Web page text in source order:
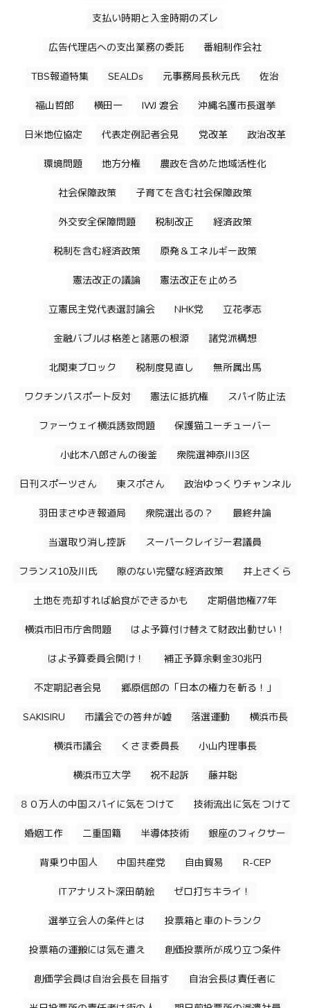
支払い時期と入金時期のズレ
広告代理店への支出業務の委託 番組制作会社
TBS報道特集 SEALDs 元事務局長秋元氏 佐治
福山哲郎 横田一 IWJ 渡会 沖縄名護市長選挙
日米地位協定 代表定例記者会見 党改革 政治改革
環境問題 地方分権 農政を含めた地域活性化
社会保障政策 子育てを含む社会保障政策
外交安全保障問題 税制改正 経済政策
税制を含む経済政策 原発＆エネルギー政策
憲法改正の議論 憲法改正を止めろ
立憲民主党代表選討論会 NHK党 立花孝志
金融バブルは格差と諸悪の根源 諸党派構想
北関東ブロック 税制度見直し 無所属出馬
ワクチンパスポート反対 憲法に抵抗権 スパイ防止法
ファーウェイ横浜誘致問題 保護猫ユーチューバー
小此木八郎さんの後釜 衆院選神奈川3区
日刊スポーツさん 東スポさん 政治ゆっくりチャンネル
羽田まさゆき報道局 衆院選出るの？ 最終弁論
当選取り消し控訴 スーパークレイジー君議員
フランス10及川氏 隙のない完璧な経済政策 井上さくら
土地を売却すれば給食ができるかも 定期借地権77年
横浜市旧市庁舎問題 はよ予算付け替えて財政出動せい！
はよ予算委員会開け！ 補正予算余剰金30兆円
不定期記者会見 郷原信郎の「日本の権力を斬る！」
SAKISIRU 市議会での答弁が嘘 落選運動 横浜市長
横浜市議会 くさま委員長 小山内理事長
横浜市立大学 祝不起訴 藤井聡
８０万人の中国スパイに気をつけて 技術流出に気をつけて
婚姻工作 二重国籍 半導体技術 銀座のフィクサー
背乗り中国人 中国共産党 自由貿易 R-CEP
ITアナリスト深田萌絵 ゼロ打ちキライ！
選挙立会人の条件とは 投票箱と車のトランク
投票箱の運搬には気を遣え 創価投票所が成り立つ条件
創価学会員は自治会長を目指す 自治会長は責任者に